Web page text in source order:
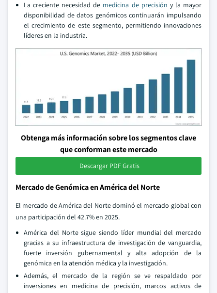
La creciente necesidad de medicina de precisión y la mayor
disponibilidad de datos genómicos continuarán impulsando
el crecimiento de este segmento, permitiendo innovaciones
líderes en la industria.
Obtenga más información sobre los segmentos clave
que conforman este mercado
Descargar PDF Gratis
Mercado de Genómica en América del Norte
El mercado de América del Norte dominó el mercado global con
una participación del 42.7% en 2025.
América del Norte sigue siendo líder mundial del mercado
gracias a su infraestructura de investigación de vanguardia,
fuerte inversión gubernamental y alta adopción de la
genómica en la atención médica y la investigación.
Además, el mercado de la región se ve respaldado por
inversiones en medicina de precisión, marcos activos de